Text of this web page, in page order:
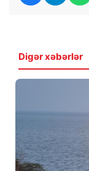
Digər xəbərlər